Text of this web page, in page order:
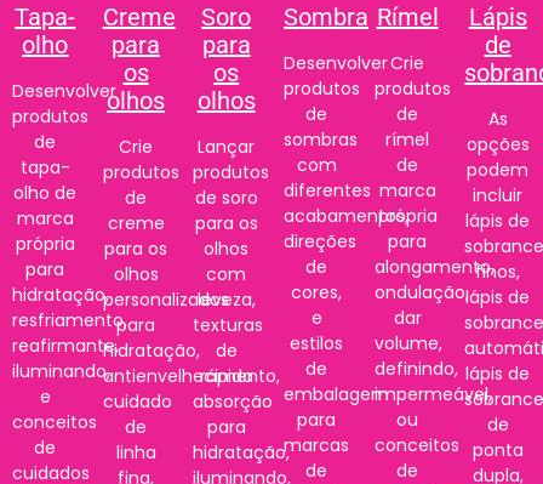
Tapa-
olho
Desenvolver
produtos
de
tapa-
olho de
marca
própria
para
hidratação,
resfriamento,
reafirmante,
iluminando,
e
conceitos
de
cuidados
Creme
para
os
olhos
Crie
produtos
de
creme
para os
olhos
personalizados
para
hidratação,
antienvelhecimento,
cuidado
de
linha
fina,
Soro
para
os
olhos
Lançar
produtos
de soro
para os
olhos
com
leveza,
texturas
de
rápida
absorção
para
hidratação,
iluminando,
Sombra
Desenvolver
produtos
de
sombras
com
diferentes
acabamentos,
direções
de
cores,
e
estilos
de
embalagem
para
marcas
de
Rímel
Crie
produtos
de
rímel
de
marca
própria
para
alongamento,
ondulação,
dar
volume,
definindo,
impermeável,
ou
conceitos
de
Lápis
de
As
opções
podem
incluir
lápis de
finos,
lápis de
lápis de
de
ponta
dupla,